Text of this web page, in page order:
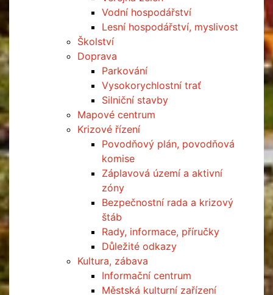
Vodní hospodářství
Lesní hospodářství, myslivost
Školství
Doprava
Parkování
Vysokorychlostní trať
Silniční stavby
Mapové centrum
Krizové řízení
Povodňový plán, povodňová
komise
Záplavová území a aktivní
zóny
Bezpečnostní rada a krizový
štáb
Rady, informace, příručky
Důležité odkazy
Kultura, zábava
Informační centrum
Městská kulturní zařízení